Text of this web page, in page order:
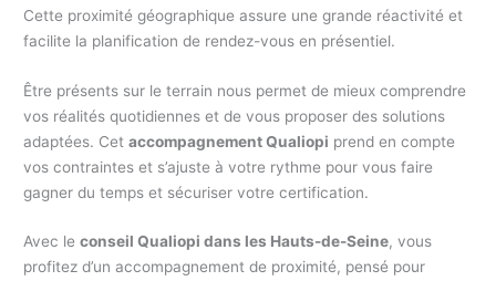
Cette proximité géographique assure une grande réactivité et
facilite la planification de rendez-vous en présentiel.
Être présents sur le terrain nous permet de mieux comprendre
vos réalités quotidiennes et de vous proposer des solutions
adaptées. Cetaccompagnement Qualiopi prend en compte
vos contraintes et s’ajuste à votre rythme pour vous faire
gagner du temps et sécuriser votre certification.
Avec leconseil Qualiopi dans les Hauts-de-Seine, vous
profitez d’un accompagnement de proximité, pensé pour